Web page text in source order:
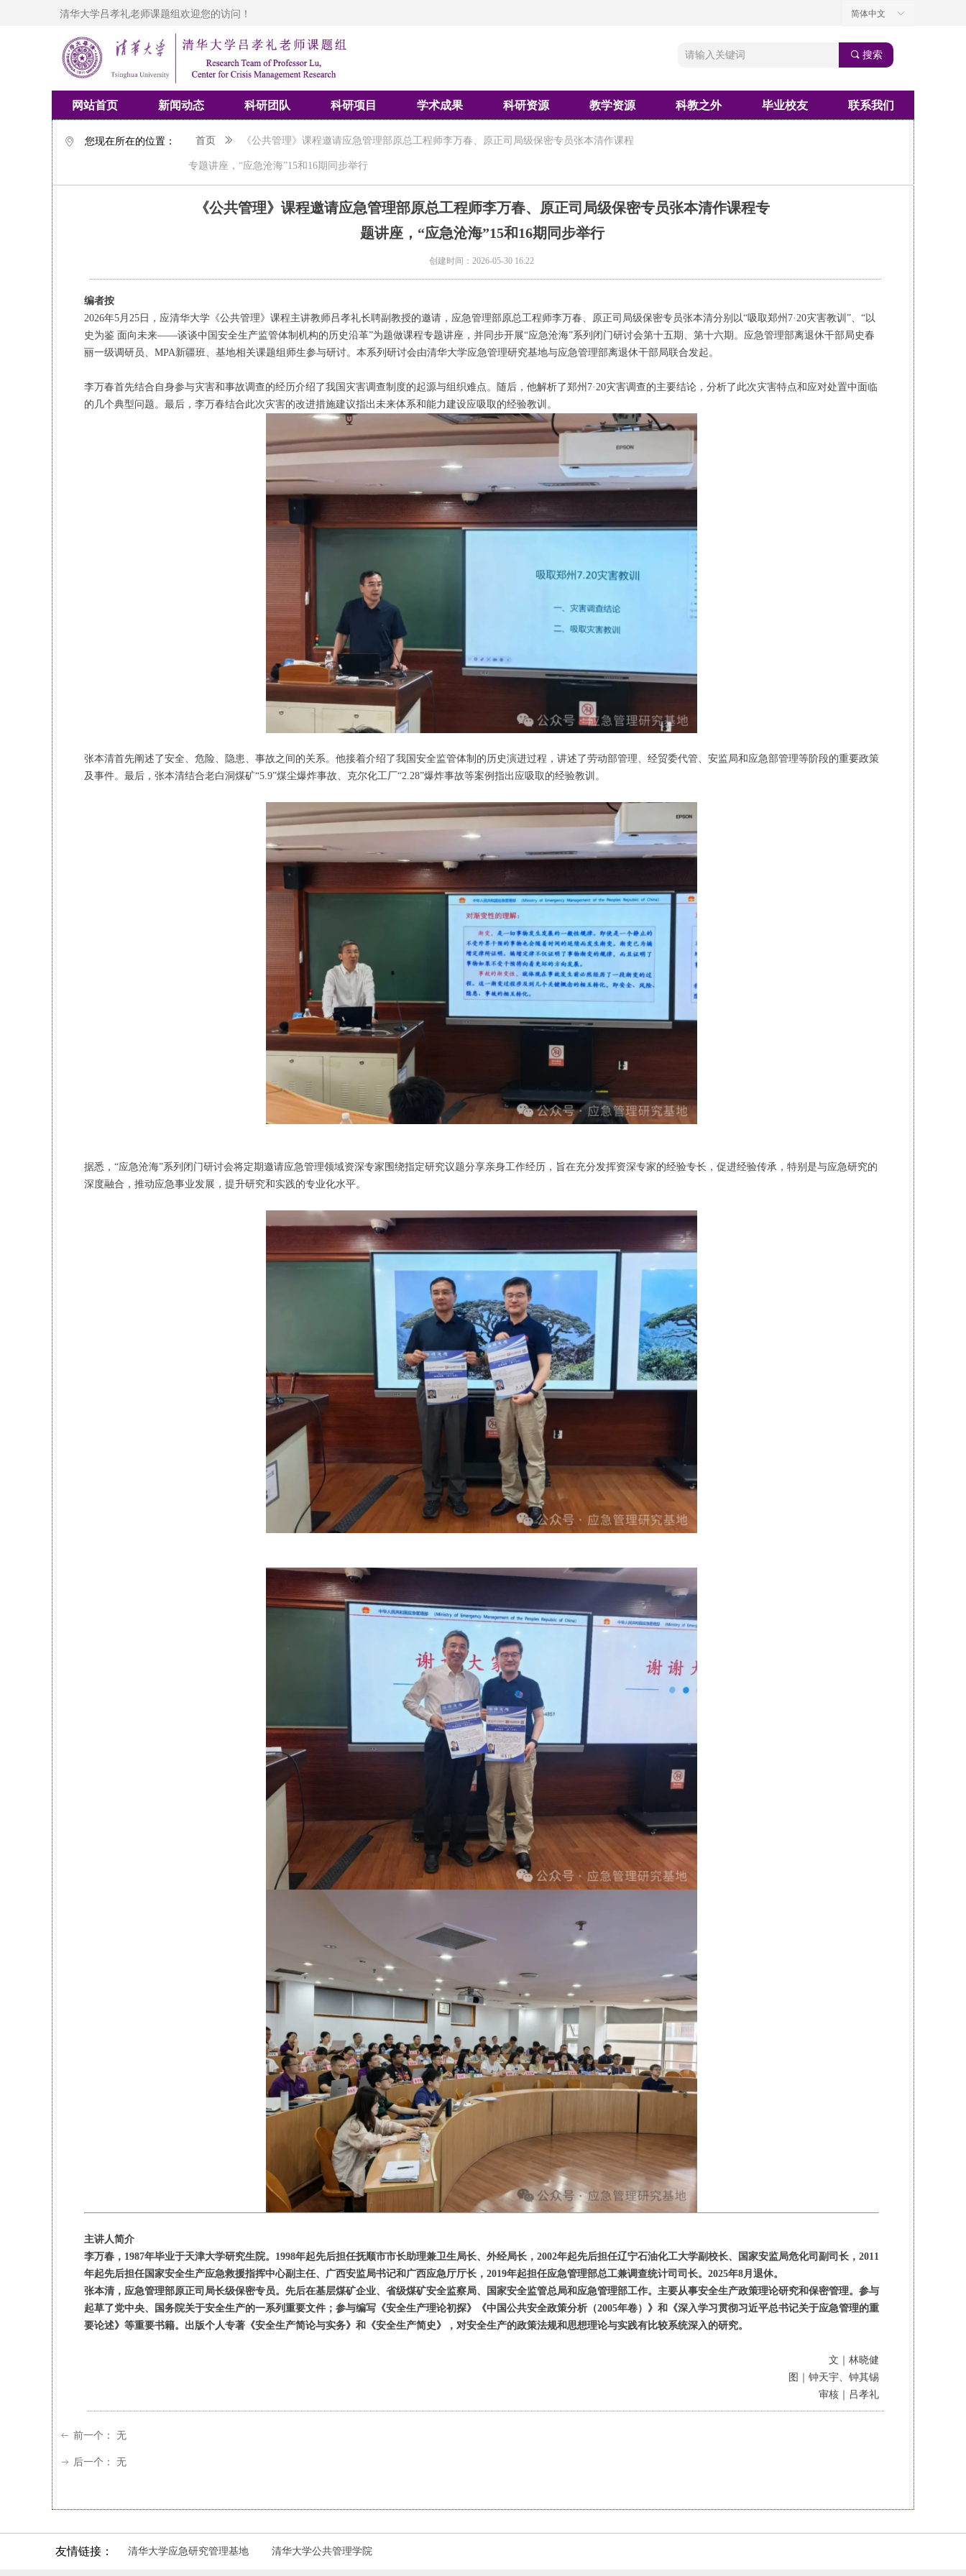
清华大学吕孝礼老师课题组欢迎您的访问！
끠 搜索
网站首页 新闻动态 科研团队 科研项目 学术成果 科研资源 教学资源 科教之外 毕业校友 联系我们
ꀅ
简体中文
首页 ꅀ 《公共管理》课程邀请应急管理部原总工程师李万春、原正司局级保密专员张本清作课程
专题讲座，“应急沧海”15和16期同步举行
编者按
2026年5月25日，应清华大学《公共管理》课程主讲教师吕孝礼长聘副教授的邀请，应急管理部原总工程师李万春、原正司局级保密专员张本清分别以“吸取郑州7·20灾害教训”、“以
史为鉴 面向未来——谈谈中国安全生产监管体制机构的历史沿革”为题做课程专题讲座，并同步开展“应急沧海”系列闭门研讨会第十五期、第十六期。应急管理部离退休干部局史春
丽一级调研员、MPA新疆班、基地相关课题组师生参与研讨。本系列研讨会由清华大学应急管理研究基地与应急管理部离退休干部局联合发起。
李万春首先结合自身参与灾害和事故调查的经历介绍了我国灾害调查制度的起源与组织难点。随后，他解析了郑州7·20灾害调查的主要结论，分析了此次灾害特点和应对处置中面临
的几个典型问题。最后，李万春结合此次灾害的改进措施建议指出未来体系和能力建设应吸取的经验教训。
张本清首先阐述了安全、危险、隐患、事故之间的关系。他接着介绍了我国安全监管体制的历史演进过程，讲述了劳动部管理、经贸委代管、安监局和应急部管理等阶段的重要政策
及事件。最后，张本清结合老白洞煤矿“5.9”煤尘爆炸事故、克尔化工厂“2.28”爆炸事故等案例指出应吸取的经验教训。
据悉，“应急沧海”系列闭门研讨会将定期邀请应急管理领域资深专家围绕指定研究议题分享亲身工作经历，旨在充分发挥资深专家的经验专长，促进经验传承，特别是与应急研究的
深度融合，推动应急事业发展，提升研究和实践的专业化水平。
主讲人简介
李万春，1987年毕业于天津大学研究生院。1998年起先后担任抚顺市市长助理兼卫生局长、外经局长，2002年起先后担任辽宁石油化工大学副校长、国家安监局危化司副司长，2011
年起先后担任国家安全生产应急救援指挥中心副主任、广西安监局书记和广西应急厅厅长，2019年起担任应急管理部总工兼调查统计司司长。2025年8月退休。
张本清， 应急管理部原正司局长级保密专员。先后在基层煤矿企业、省级煤矿安全监察局、国家安全监管总局和应急管理部工作。主要从事安全生产政策理论研究和保密管理。参与
起草了党中央、国务院关于安全生产的一系列重要文件；参与编写《安全生产理论初探》《中国公共安全政策分析（2005年卷）》和《深入学习贯彻习近平总书记关于应急管理的重
要论述》等重要书籍。出版个人专著《安全生产简论与实务》和《安全生产简史》，对安全生产的政策法规和思想理论与实践有比较系统深入的研究。
文｜林晓健
图｜钟天宇、钟其锡
审核｜吕孝礼
ꁹ 后一个： 无
ꂃ 前一个： 无
ꀷ 您现在所在的位置：
《公共管理》课程邀请应急管理部原总工程师李万春、原正司局级保密专员张本清作课程专
题讲座，“应急沧海”15和16期同步举行
创建时间： 2026-05-30 16:22
清华大学应急研究管理基地 清华大学公共管理学院
友情链接：